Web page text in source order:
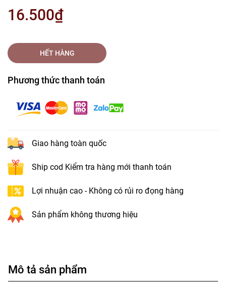
16.500₫
HẾT HÀNG
Phương thức thanh toán
Giao hàng toàn quốc
Ship cod Kiểm tra hàng mới thanh toán
Lợi nhuận cao - Không có rủi ro đọng hàng
Sản phẩm không thương hiệu
Mô tả sản phẩm